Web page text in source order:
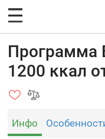
Программа
1200 ккал
Инфо